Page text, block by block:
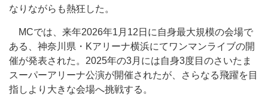
なりながらも熱狂した。
MCでは、来年2026年1月12日に自身最大規模の会場で
ある、神奈川県・Kアリーナ横浜にてワンマンライブの開
催が発表された。2025年の3月には自身3度目のさいたま
スーパーアリーナ公演が開催されたが、さらなる飛躍を目
指しより大きな会場へ挑戦する。